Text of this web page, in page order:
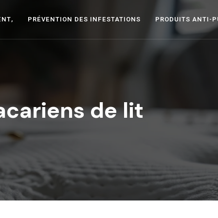
PRÉVENTION DES INFESTATIONS PRODUITS ANTI-
de lit